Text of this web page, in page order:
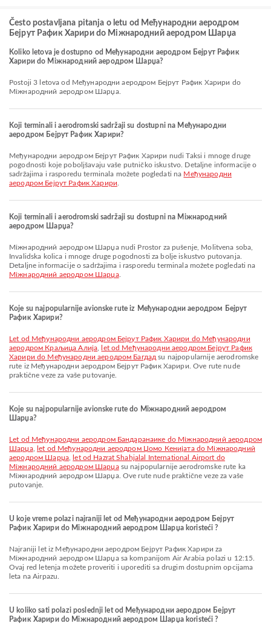
Često postavljana pitanja o letu od Међународни аеродром
Бејрут Рафик Харири do Міжнародний аеродром Шарџа
Koliko letova je dostupno od Међународни аеродром Бејрут Рафик
Харири do Міжнародний аеродром Шарџа?
Postoji 3 letova od Међународни аеродром Бејрут Рафик Харири do
Міжнародний аеродром Шарџа.
Koji terminali i aerodromski sadržaji su dostupni na Међународни
аеродром Бејрут Рафик Харири?
Међународни аеродром Бејрут Рафик Харири nudi Taksi i mnoge druge
pogodnosti koje poboljšavaju vaše putničko iskustvo. Detaljne informacije o
sadržajima i rasporedu terminala možete pogledati na Међународни
аеродром Бејрут Рафик Харири
Koji terminali i aerodromski sadržaji su dostupni na Міжнародний
аеродром Шарџа?
Міжнародний аеродром Шарџа nudi Prostor za pušenje, Molitvena soba,
Invalidska kolica i mnoge druge pogodnosti za bolje iskustvo putovanja.
Detaljne informacije o sadržajima i rasporedu terminala možete pogledati na
Міжнародний аеродром Шарџа.
Koje su najpopularnije avionske rute iz Међународни аеродром Бејрут
Рафик Харири?
let od Међународни аеродром Бејрут Рафик Харири do Међународни
аеродром Краљица Алија
let od Међународни аеродром Бејрут Рафик
Харири do Међународни аеродром Багдад su najpopularnije aerodromske
rute iz Међународни аеродром Бејрут Рафик Харири. Ove rute nude
praktične veze za vaše putovanje.
Koje su najpopularnije avionske rute do Міжнародний аеродром
Шарџа?
let od Међународни аеродром Бандаранаике do Міжнародний аеродром
Шарџа,
let od Међународни аеродром Џомо Кенијата do Міжнародний
аеродром Шарџа,
let od Hazrat Shahjalal International Airport do
Міжнародний аеродром Шарџаsu najpopularnije aerodromske rute ka
Міжнародний аеродром Шарџа. Ove rute nude praktične veze za vaše
putovanje.
U koje vreme polazi najraniji let od Међународни аеродром Бејрут
Рафик Харири do Міжнародний аеродром Шарџа koristeći ?
Najraniji let iz Међународни аеродром Бејрут Рафик Харири za
Міжнародний аеродром Шарџа sa kompanijom Air Arabia polazi u 12:15.
Ovaj red letenja možete proveriti i uporediti sa drugim dostupnim opcijama
leta na Airpazu.
U koliko sati polazi poslednji let od Међународни аеродром Бејрут
Рафик Харири do Міжнародний аеродром Шарџа koristeći ?